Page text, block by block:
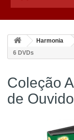
Harmonia
6 DVDs
Coleção
de